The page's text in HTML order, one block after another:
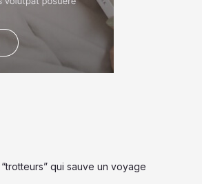
qui sauve un voyage